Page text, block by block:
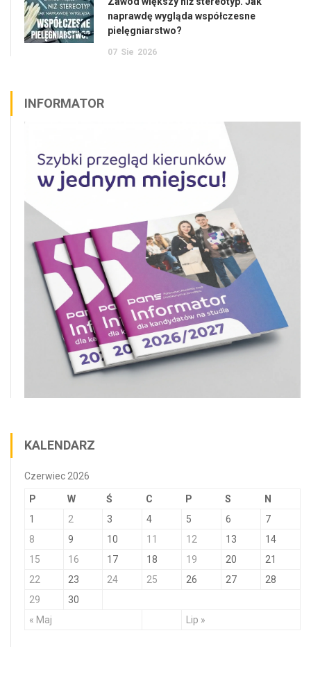
naprawdę wygląda współczesne
pielęgniarstwo?
07 Sie 2026
INFORMATOR
KALENDARZ
Czerwiec 2026
P W Ś C P S N
« Maj Lip »
1 2 3 4 5 6
7
8
9 10 11 12 13
14
15
16 17 18 19 20
21
22
23 24 25 26 27
28
29
30